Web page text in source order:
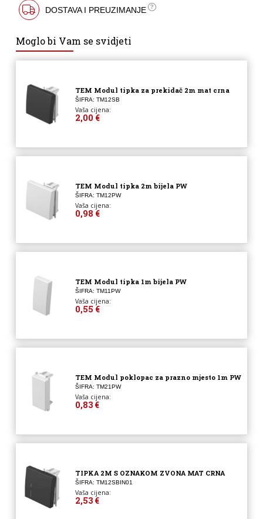
DOSTAVA I PREUZIMANJE
Moglo bi Vam se svidjeti
TEM Modul tipka za prekidač 2m mat crna
ŠIFRA: TM12SB
Vaša cijena:
2,00 €
TEM Modul tipka 2m bijela PW
ŠIFRA: TM12PW
Vaša cijena:
0,98 €
TEM Modul tipka 1m bijela PW
ŠIFRA: TM11PW
Vaša cijena:
0,55 €
TEM Modul poklopac za prazno mjesto 1m PW
ŠIFRA: TM21PW
Vaša cijena:
0,83 €
TIPKA 2M S OZNAKOM ZVONA MAT CRNA
ŠIFRA: TM12SBIN01
Vaša cijena:
2,53 €